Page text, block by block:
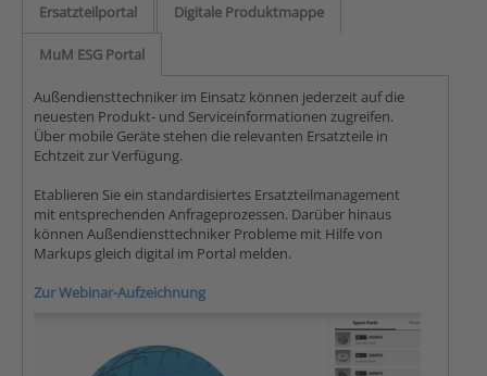
Ersatzteilportal Digitale Produktmappe
MuM ESG Portal
Außendiensttechniker im Einsatz können jederzeit auf die
neuesten Produkt- und Serviceinformationen zugreifen.
Über mobile Geräte stehen die relevanten Ersatzteile in
Echtzeit zur Verfügung.
Etablieren Sie ein standardisiertes Ersatzteilmanagement
mit entsprechenden Anfrageprozessen. Darüber hinaus
können Außendiensttechniker Probleme mit Hilfe von
Markups gleich digital im Portal melden.
Zur Webinar-Aufzeichnung